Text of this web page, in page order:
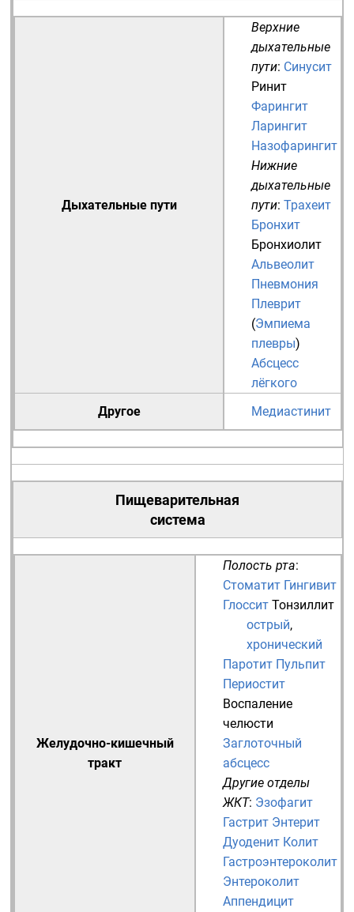
Дыхательные пути
Верхние
дыхательные
пути: Синусит
Ринит
Фарингит
Ларингит
Назофарингит
Нижние
дыхательные
пути: Трахеит
Бронхит
Бронхиолит
Альвеолит
Пневмония
Плеврит
(Эмпиема
плевры)
Абсцесс
лёгкого
Другое
Медиастинит
Пищеварительная
система
Желудочно-кишечный
тракт
Полость рта:
Стоматит Гингивит
Глоссит Тонзиллит
острый,
хронический
Паротит Пульпит
Периостит
Воспаление
челюсти
Заглоточный
абсцесс
Другие отделы
ЖКТ: Эзофагит
Гастрит Энтерит
Дуоденит Колит
Гастроэнтероколит
Энтероколит
Аппендицит